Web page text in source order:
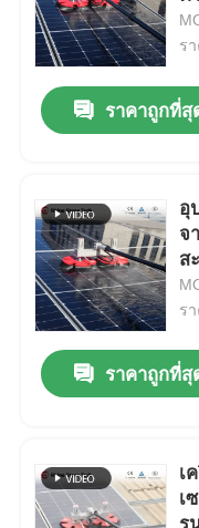
วิดีโอ
เกี่ยวกับเรา
ควบคุมคุณภาพ
ติดต่อเรา
ข่าว
ขออ้าง
ร
ราคาถูกที่สุ
อุ
จ
ส
หั
ร
ราคาถูกที่สุ
เ
เ
ร